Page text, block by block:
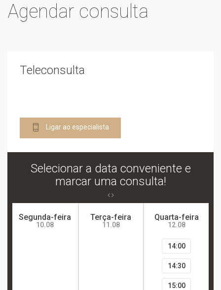
Agendar consulta
Teleconsulta
Ligar ao especialista
Selecionar a data conveniente e
marcar uma consulta!
Segunda-feira
10.08
Terça-feira
11.08
Quarta-feira
12.08
14:00
14:30
15:00